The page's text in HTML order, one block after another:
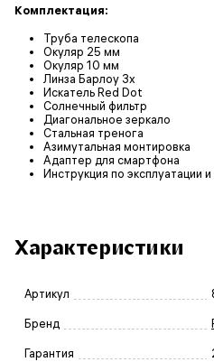
Комплектация:
Труба телескопа
Окуляр 25 мм
Окуляр 10 мм
Линза Барлоу 3x
Искатель Red Dot
Солнечный фильтр
Диагональное зеркало
Стальная тренога
Азимутальная монтировка
Адаптер для смартфона
Инструкция по эксплуатации
Характеристики
Артикул
Бренд
Гарантия